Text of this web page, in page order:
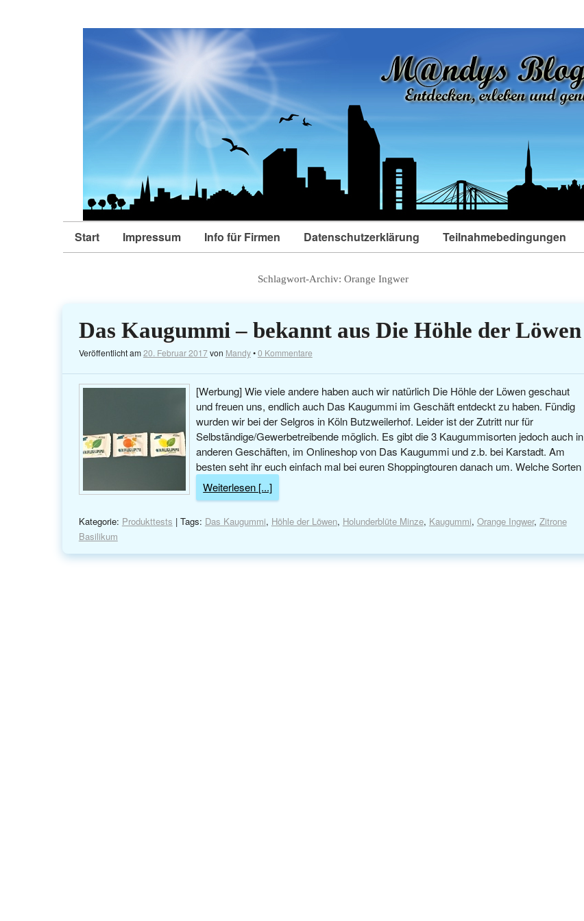
Start Impressum Info für Firmen Datenschutzerklärung Teilnahmebedingungen
Schlagwort-Archiv:Orange Ingwer
Das Kaugummi – bekannt aus Die Höhle der Löwen
Veröffentlicht am20. Februar 2017von Mandy•0 Kommentare
[Werbung] Wie viele andere haben auch wir natürlich Die Höhle der Löwen geschaut
und freuen uns, endlich auch Das Kaugummi im Geschäft entdeckt zu haben. Fündig
wurden wir bei der Selgros in Köln Butzweilerhof. Leider ist der Zutritt nur für
Selbständige/Gewerbetreibende möglich. Es gibt die 3 Kaugummisorten jedoch auch in
anderen Geschäften, im Onlineshop von Das Kaugummi und z.b. bei Karstadt. Am
besten seht ihr euch einfach mal bei euren Shoppingtouren danach um. Welche Sorten
Weiterlesen [...]
Kategorie: Produkttests | Tags: Das Kaugummi, Höhle der Löwen, Holunderblüte Minze, Kaugummi, Orange Ingwer, Zitrone
Basilikum